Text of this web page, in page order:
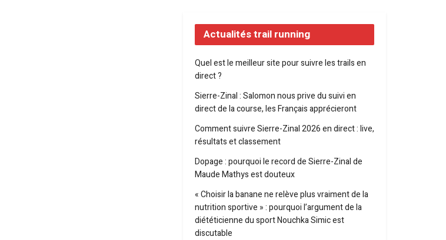
Actualités trail running
Quel est le meilleur site pour suivre les trails en
direct ?
Sierre-Zinal : Salomon nous prive du suivi en
direct de la course, les Français apprécieront
Comment suivre Sierre-Zinal 2026 en direct : live,
résultats et classement
Dopage : pourquoi le record de Sierre-Zinal de
Maude Mathys est douteux
« Choisir la banane ne relève plus vraiment de la
nutrition sportive » : pourquoi l’argument de la
diététicienne du sport Nouchka Simic est
discutable